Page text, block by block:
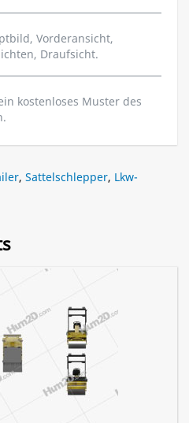
Vorderansicht,
Draufsicht.
kostenloses Muster des
, Sattelschlepper, Lkw-